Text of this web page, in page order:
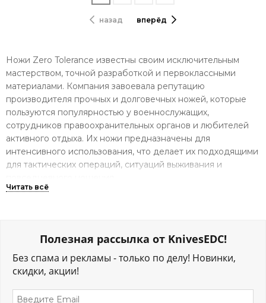
назад вперёд
Ножи Zero Tolerance известны своим исключительным
мастерством, точной разработкой и первоклассными
материалами. Компания завоевала репутацию
производителя прочных и долговечных ножей, которые
пользуются популярностью у военнослужащих,
сотрудников правоохранительных органов и любителей
активного отдыха. Их ножи предназначены для
интенсивного использования, что делает их подходящими
для тактических операций, ситуаций выживания и
складни с перевесом в тактическую сторону. К примеру
300я серия ножей.
Фиксированные ножи Zero Tolerance - вот тут тактика в
проходят по законодательству нашей страны. Поэтому в
Полезная рассылка от KnivesEDC!
Без спама и рекламы - только по делу! Новинки,
скидки, акции!